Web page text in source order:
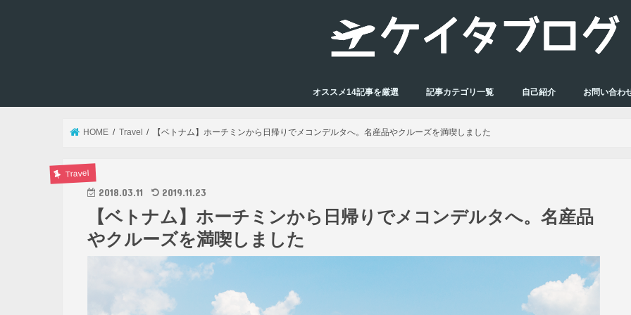
オススメ14記事を厳選 記事カテゴリ一覧 自己紹介 お問い合わ
HOME Travel 【ベトナム】ホーチミンから日帰りでメコンデルタへ。名産品やクルーズを満喫しました
Travel
2018.03.11 2019.11.23
【ベトナム】ホーチミンから日帰りでメコンデルタへ。名産品
やクルーズを満喫しました